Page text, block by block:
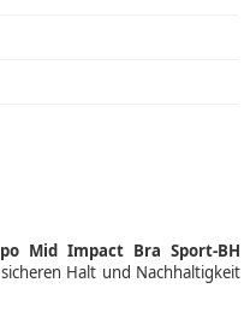
Mid Impact Bra Sport-BH
Halt und Nachhaltigkeit